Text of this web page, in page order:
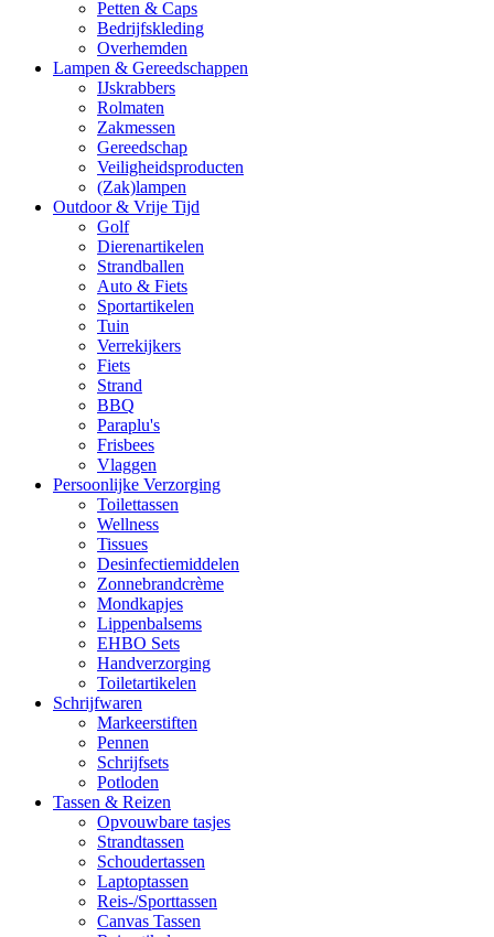
Petten & Caps
Bedrijfskleding
Overhemden
Lampen & Gereedschappen
IJskrabbers
Rolmaten
Zakmessen
Gereedschap
Veiligheidsproducten
(Zak)lampen
Outdoor & Vrije Tijd
Golf
Dierenartikelen
Strandballen
Auto & Fiets
Sportartikelen
Tuin
Verrekijkers
Fiets
Strand
BBQ
Paraplu's
Frisbees
Vlaggen
Persoonlijke Verzorging
Toilettassen
Wellness
Tissues
Desinfectiemiddelen
Zonnebrandcrème
Mondkapjes
Lippenbalsems
EHBO Sets
Handverzorging
Toiletartikelen
Schrijfwaren
Markeerstiften
Pennen
Schrijfsets
Potloden
Tassen & Reizen
Opvouwbare tasjes
Strandtassen
Schoudertassen
Laptoptassen
Reis-/Sporttassen
Canvas Tassen